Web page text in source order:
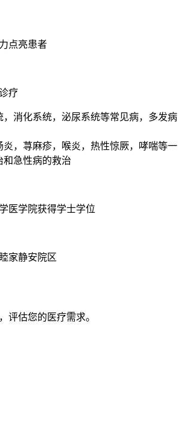
点亮患者
疗
，消化系统，泌尿系统等常见病，多发病
炎，荨麻疹，喉炎，热性惊厥，哮喘等一
和急性病的救治
医学院获得学士学位
家静安院区
评估您的医疗需求。